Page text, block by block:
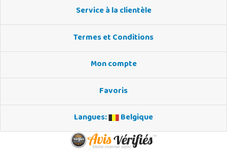
Service à la clientèle
Termes et Conditions
Mon compte
Favoris
Langues:
Belgique